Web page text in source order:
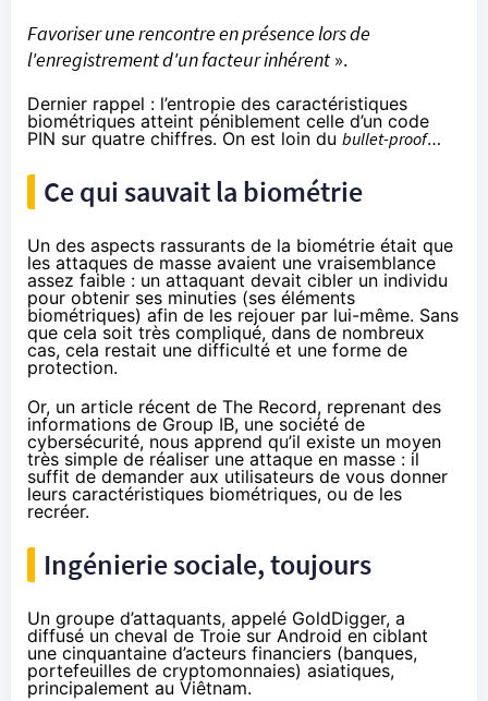
Favoriser une rencontre en présence lors de
l'enregistrement d'un facteur inhérent ».
Dernier rappel : l’entropie des caractéristiques
biométriques atteint péniblement celle d’un code
PIN sur quatre chiffres. On est loin du bullet-proof…
Ce qui sauvait la biométrie
Un des aspects rassurants de la biométrie était que
les attaques de masse avaient une vraisemblance
assez faible : un attaquant devait cibler un individu
pour obtenir ses minuties (ses éléments
biométriques) afin de les rejouer par lui-même. Sans
que cela soit très compliqué, dans de nombreux
cas, cela restait une difficulté et une forme de
protection.
Or, un article récent de The Record, reprenant des
informations de Group IB, une société de
cybersécurité, nous apprend qu’il existe un moyen
très simple de réaliser une attaque en masse : il
suffit de demander aux utilisateurs de vous donner
leurs caractéristiques biométriques, ou de les
recréer.
Ingénierie sociale, toujours
Un groupe d’attaquants, appelé GoldDigger, a
diffusé un cheval de Troie sur Android en ciblant
une cinquantaine d’acteurs financiers (banques,
portefeuilles de cryptomonnaies) asiatiques,
principalement au Viêtnam.